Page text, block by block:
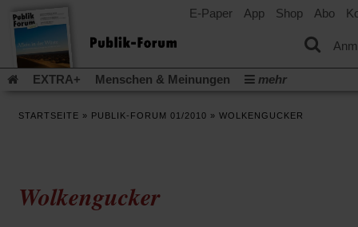
E-Paper App Shop Abo
EXTRA+ Menschen & Meinungen
mehr
Leserinitiative Publik-Forum e.V.
Urlaub und Nichtstun
STARTSEITE » PUBLIK-FORUM 01/2010 » WOLKENGUCKER
Wolkengucker